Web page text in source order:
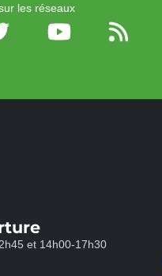
et 14h00-17h30
les réseaux